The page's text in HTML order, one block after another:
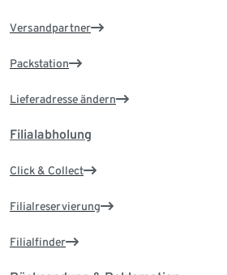
Versandpartner
Packstation
Lieferadresse ändern
Filialabholung
Click & Collect
Filialreservierung
Filialfinder